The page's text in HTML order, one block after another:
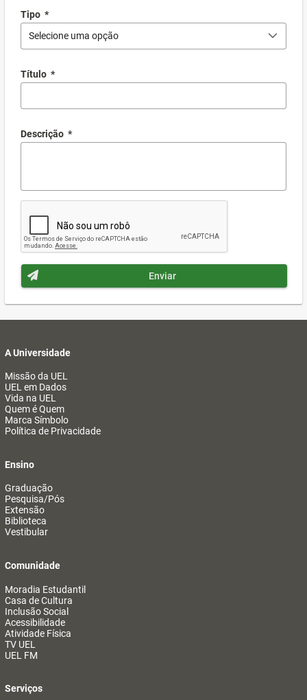
Tipo *
Selecione uma opção
Título *
Descrição *
Enviar
A Universidade
Missão da UEL
UEL em Dados
Vida na UEL
Quem é Quem
Marca Símbolo
Política de Privacidade
Ensino
Graduação
Pesquisa/Pós
Extensão
Biblioteca
Vestibular
Comunidade
Moradia Estudantil
Casa de Cultura
Inclusão Social
Acessibilidade
Atividade Física
TV UEL
UEL FM
Serviços